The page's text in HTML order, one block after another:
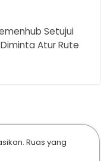
Setujui
Atur Rute
Ruas yang